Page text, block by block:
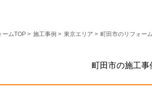
ームTOP > 施工事例 > 東京エリア > 町田市のリフォー
町田市の施工事